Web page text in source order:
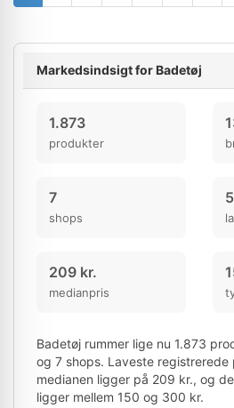
Markedsindsigt for Badetøj
1.873
produkter
7
shops
209 kr.
medianpris
Badetøj rummer lige nu 1.873
og 7 shops. Laveste
medianen ligger på 209 kr., og
ligger mellem 150 og 300 kr.